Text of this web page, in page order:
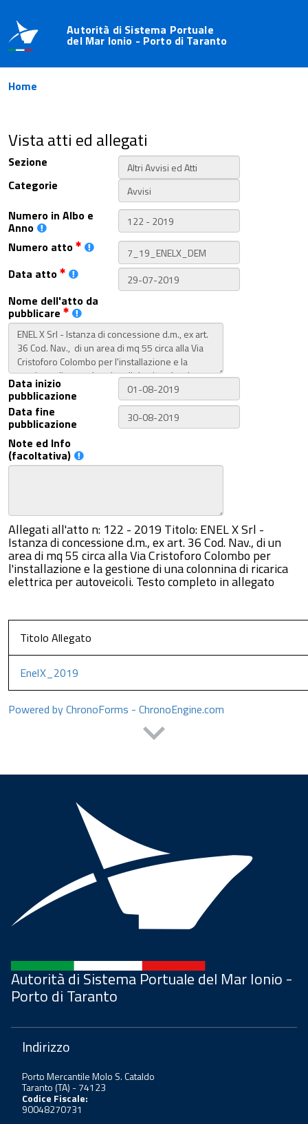
Autorità di Sistema Portuale
del Mar Ionio - Porto di Taranto
Home
Vista atti ed allegati
Sezione
Categorie
Numero in Albo e
Anno
Numero atto
Data atto
Nome dell'atto da
pubblicare
Data inizio
pubblicazione
Data fine
pubblicazione
Note ed Info
(facoltativa)
Allegati all'atto n: 122 - 2019 Titolo: ENEL X Srl -
Istanza di concessione d.m., ex art. 36 Cod. Nav., di un
area di mq 55 circa alla Via Cristoforo Colombo per
l'installazione e la gestione di una colonnina di ricarica
elettrica per autoveicoli. Testo completo in allegato
Titolo Allegato
EnelX_2019
Powered by ChronoForms - ChronoEngine.com
Autorità di Sistema Portuale del Mar Ionio -
Porto di Taranto
Indirizzo
Porto Mercantile Molo S. Cataldo
Taranto (TA) - 74123
Codice Fiscale:
90048270731